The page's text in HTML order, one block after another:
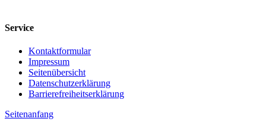
Service
Kontaktformular
Impressum
Seitenübersicht
Datenschutzerklärung
Barrierefreiheitserklärung
Seitenanfang